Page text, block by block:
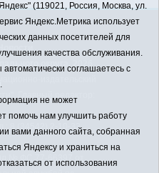
округа, 2026
издательский
Главный редактор:
8 (34542) 2-10-33
№ ФС 77-66397 от
(119021, Россия, Москва, ул.
Яндекс.Метрика использует
данных посетителей для
качества обслуживания.
соглашаетесь с
не может
помочь нам улучшить работу
вами данного сайта, собранная
Яндексу и храниться на
от использования